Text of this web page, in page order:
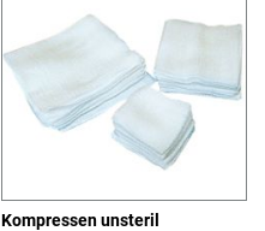
Kompressen unsteril